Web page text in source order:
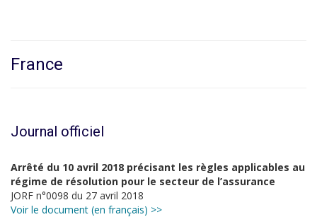
France
Journal officiel
Arrêté du 10 avril 2018 précisant les règles applicables au
régime de résolution pour le secteur de l’assurance
JORF n°0098 du 27 avril 2018
Voir le document (en français) >>